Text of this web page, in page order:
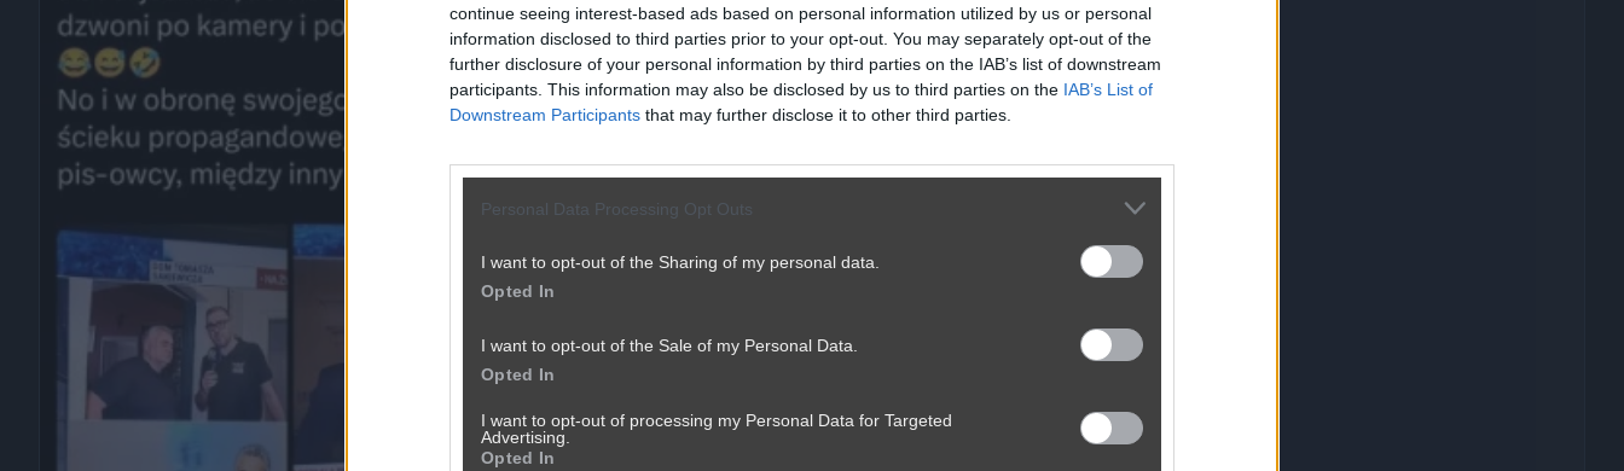
continue seeing interest-based ads based on personal information utilized by us or personal
information disclosed to third parties prior to your opt-out. You may separately opt-out of the
further disclosure of your personal information by third parties on the IAB’s list of downstream
participants. This information may also be disclosed by us to third parties on the IAB’s List of
Downstream Participants that may further disclose it to other third parties.
Personal Data Processing Opt Outs
I want to opt-out of the Sharing of my personal data.
Opted In
I want to opt-out of the Sale of my Personal Data.
Opted In
I want to opt-out of processing my Personal Data for Targeted
Advertising.
Opted In
Sztuka negocjacji
2980 1 Śmieszne